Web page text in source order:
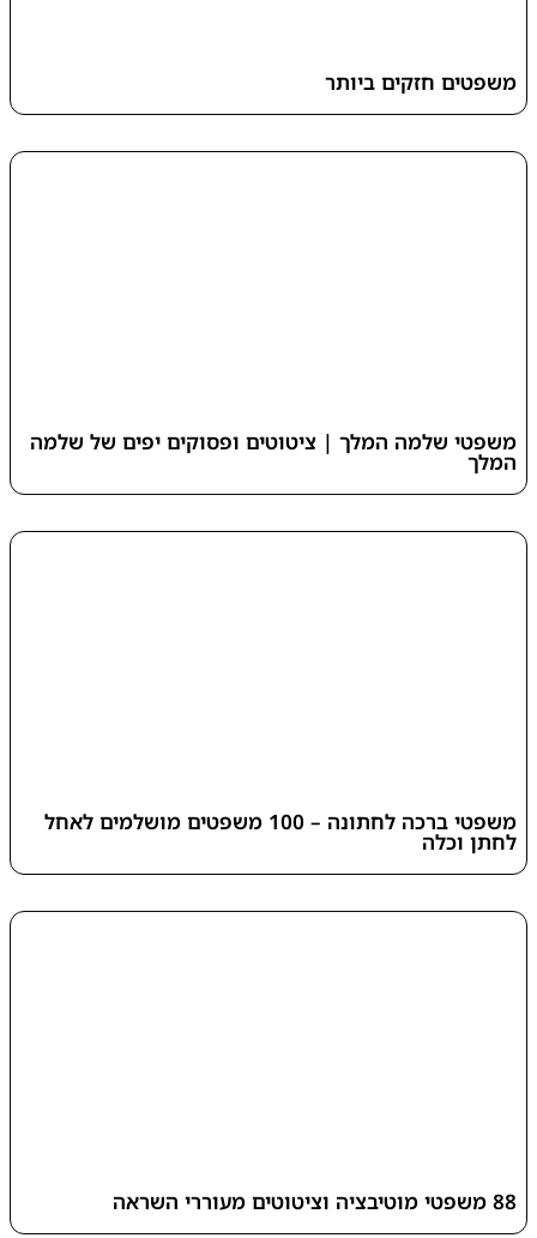
משפטים חזקים ביותר
משפטי שלמה המלך | ציטוטים ופסוקים יפים של שלמה
המלך
משפטי ברכה לחתונה – 100 משפטים מושלמים לאחל
לחתן וכלה
88 משפטי מוטיבציה וציטוטים מעוררי השראה